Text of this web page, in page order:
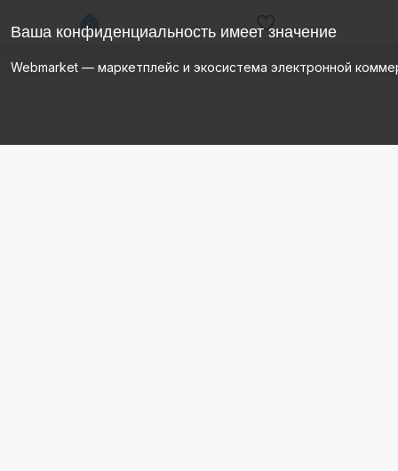
Ваша конфиденциальность имеет значение
Webmarket — маркетплейс и экосистема электронной